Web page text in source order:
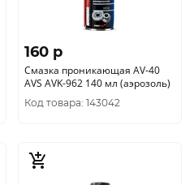
160 p
Смазка проникающая AV-40
AVS AVK-962 140 мл (аэрозоль)
Код товара: 143042